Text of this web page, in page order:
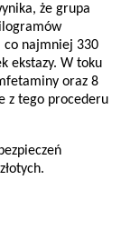
że grupa
co najmniej 330
ekstazy. W toku
oraz 8
z tego procederu